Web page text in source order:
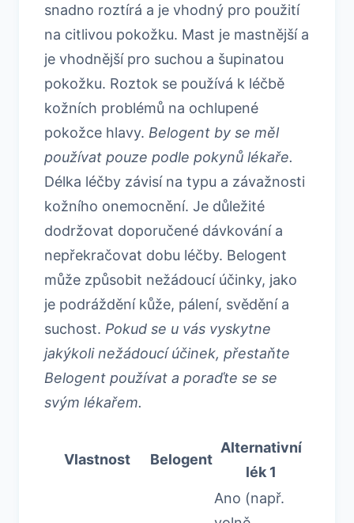
snadno roztírá a je vhodný pro použití
na citlivou pokožku. Mast je mastnější a
je vhodnější pro suchou a šupinatou
pokožku. Roztok se používá k léčbě
kožních problémů na ochlupené
pokožce hlavy. Belogent by se měl
používat pouze podle pokynů lékaře.
Délka léčby závisí na typu a závažnosti
kožního onemocnění. Je důležité
dodržovat doporučené dávkování a
nepřekračovat dobu léčby. Belogent
může způsobit nežádoucí účinky, jako
je podráždění kůže, pálení, svědění a
suchost. Pokud se u vás vyskytne
jakýkoli nežádoucí účinek, přestaňte
Belogent používat a poraďte se se
svým lékařem.
Vlastnost Belogent
Alternativní
lék 1
Ano (např.